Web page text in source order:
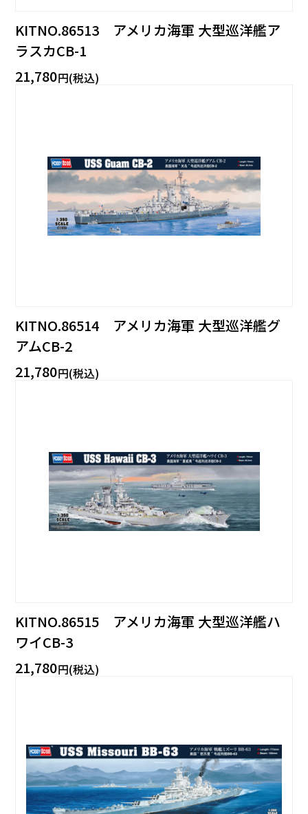
KITNO.86513 アメリカ海軍 大型巡洋艦ア
ラスカCB-1
21,780円(税込)
KITNO.86514 アメリカ海軍 大型巡洋艦グ
アムCB-2
21,780円(税込)
KITNO.86515 アメリカ海軍 大型巡洋艦ハ
ワイCB-3
21,780円(税込)